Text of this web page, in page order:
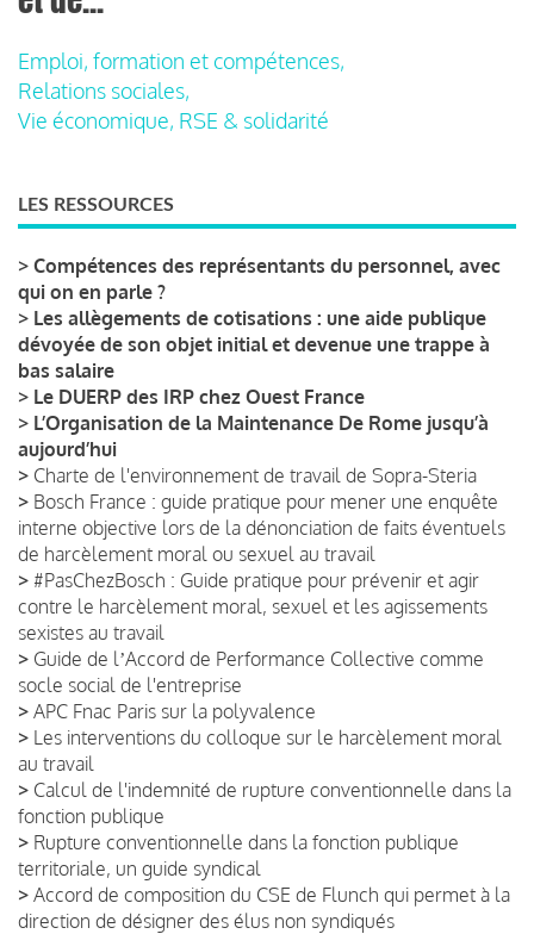
Emploi, formation et compétences,
Relations sociales,
Vie économique, RSE & solidarité
LES RESSOURCES
> Compétences des représentants du personnel, avec
qui on en parle ?
> Les allègements de cotisations : une aide publique
dévoyée de son objet initial et devenue une trappe à
bas salaire
> Le DUERP des IRP chez Ouest France
> L’Organisation de la Maintenance De Rome jusqu’à
aujourd’hui
> Charte de l'environnement de travail de Sopra-Steria
> Bosch France : guide pratique pour mener une enquête
interne objective lors de la dénonciation de faits éventuels
de harcèlement moral ou sexuel au travail
> #PasChezBosch : Guide pratique pour prévenir et agir
contre le harcèlement moral, sexuel et les agissements
sexistes au travail
> Guide de lʼAccord de Performance Collective comme
socle social de l'entreprise
> APC Fnac Paris sur la polyvalence
> Les interventions du colloque sur le harcèlement moral
au travail
> Calcul de l'indemnité de rupture conventionnelle dans la
fonction publique
> Rupture conventionnelle dans la fonction publique
territoriale, un guide syndical
> Accord de composition du CSE de Flunch qui permet à la
direction de désigner des élus non syndiqués